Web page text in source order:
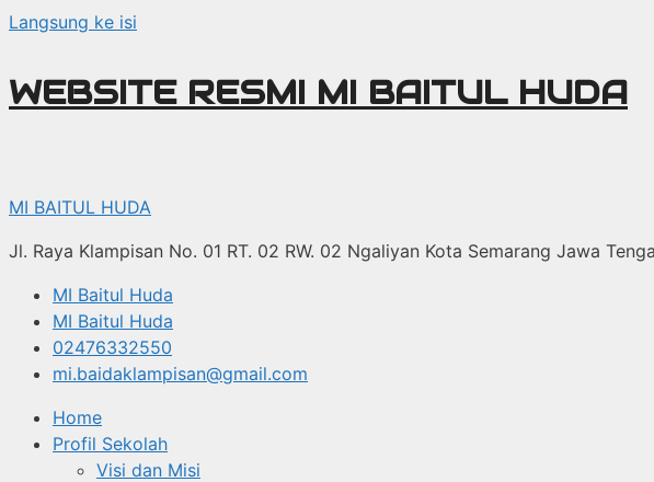
Langsung ke isi
WEBSITE RESMI MI BAITUL HUDA
MI BAITUL HUDA
Jl. Raya Klampisan No. 01 RT. 02 RW. 02 Ngaliyan Kota Semarang Jawa
MI Baitul Huda
MI Baitul Huda
02476332550
mi.baidaklampisan@gmail.com
Home
Profil Sekolah
Visi dan Misi